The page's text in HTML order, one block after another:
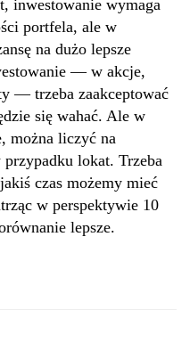
inwestowanie wymaga
portfela, ale w
na dużo lepsze
— w akcje,
— trzeba zaakceptować
się wahać. Ale w
można liczyć na
lokat. Trzeba
czas możemy mieć
w perspektywie 10
lepsze.